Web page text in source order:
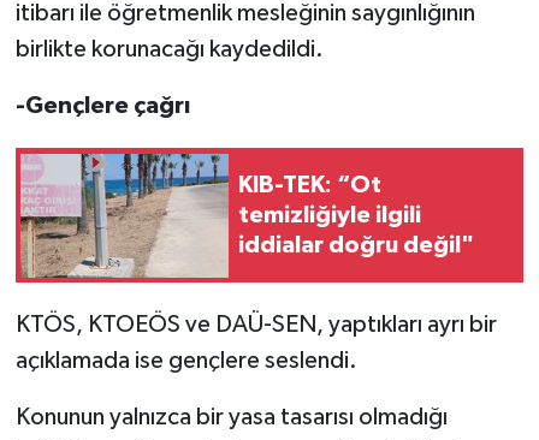
itibarı ile öğretmenlik mesleğinin saygınlığının
birlikte korunacağı kaydedildi.
-Gençlere çağrı
KIB-TEK: “Ot
temizliğiyle ilgili
iddialar doğru değil"
KTÖS, KTOEÖS ve DAÜ-SEN, yaptıkları ayrı bir
açıklamada ise gençlere seslendi.
Konunun yalnızca bir yasa tasarısı olmadığı